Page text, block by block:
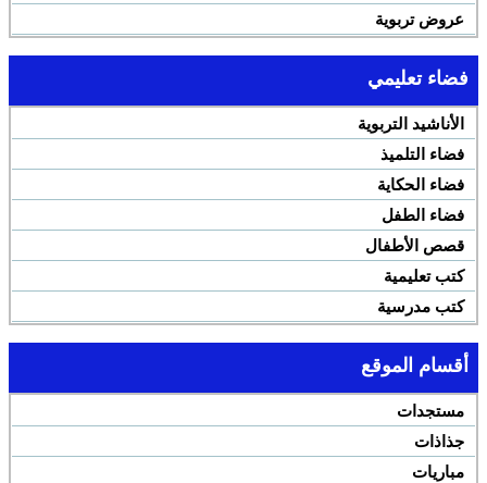
عروض تربوية
فضاء تعليمي
الأناشيد التربوية
فضاء التلميذ
فضاء الحكاية
فضاء الطفل
قصص الأطفال
كتب تعليمية
كتب مدرسية
أقسام الموقع
مستجدات
جذاذات
مباريات